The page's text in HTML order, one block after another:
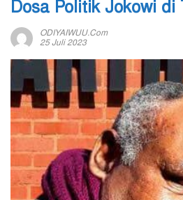
Dosa Politik Jokowi di
ODIYAIWUU.com
25 Juli 2023